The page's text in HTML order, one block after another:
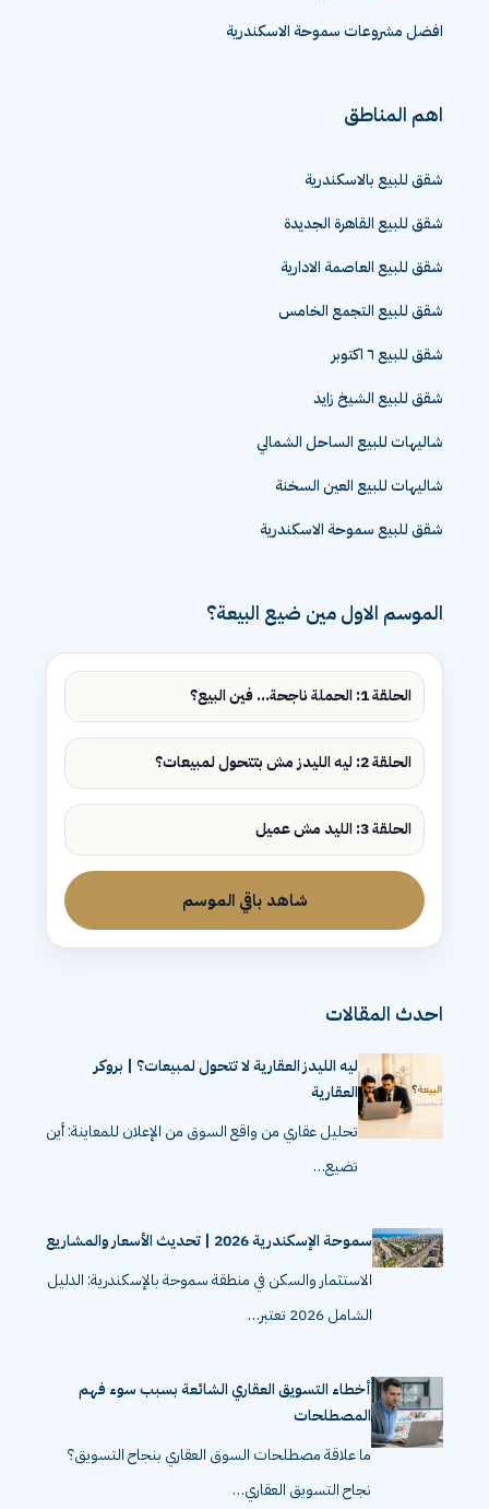
افضل مشروعات سموحة الاسكندرية
اهم المناطق
شقق للبيع بالاسكندرية
شقق للبيع القاهرة الجديدة
شقق للبيع العاصمة الادارية
شقق للبيع التجمع الخامس
شقق للبيع ٦ اكتوبر
شقق للبيع الشيخ زايد
شاليهات للبيع الساحل الشمالي
شاليهات للبيع العين السخنة
شقق للبيع سموحة الاسكندرية
الموسم الاول مين ضيع البيعة؟
الحلقة 1: الحملة ناجحة... فين البيع؟
الحلقة 2: ليه الليدز مش بتتحول لمبيعات؟
الحلقة 3: الليد مش عميل
شاهد باقي الموسم
احدث المقالات
ليه الليدز العقارية لا تتحول لمبيعات؟ | بروكر
العقارية
تحليل عقاري من واقع السوق من الإعلان للمعاينة: أين
تضيع…
سموحة الإسكندرية 2026 | تحديث الأسعار والمشاريع
الاستثمار والسكن في منطقة سموحة بالإسكندرية: الدليل
الشامل 2026 تعتبر…
أخطاء التسويق العقاري الشائعة بسبب سوء فهم
المصطلحات
ما علاقة مصطلحات السوق العقاري بنجاح التسويق؟
نجاح التسويق العقاري…